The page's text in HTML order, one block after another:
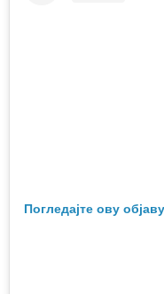
Погледајте ову